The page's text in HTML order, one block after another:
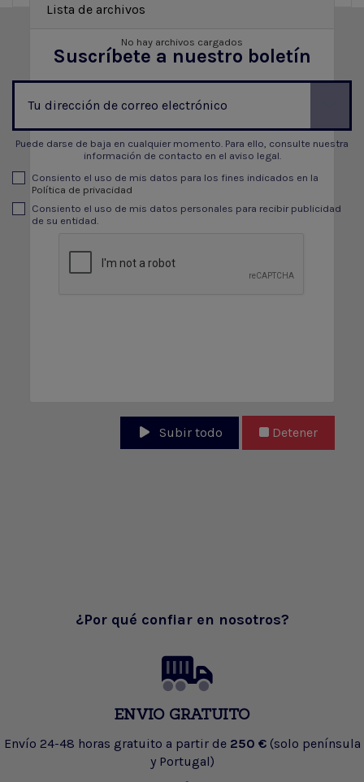
Lista de archivos
No hay archivos cargados
Subir todo Detener
Suscríbete a nuestro boletín
Puede darse de baja en cualquier momento. Para ello, consulte nuestra
información de contacto en el aviso legal.
Consiento el uso de mis datos para los fines indicados en la
Política de privacidad
Consiento el uso de mis datos personales para recibir publicidad
de su entidad.
¿Por qué confiar en nosotros?
ENVIO GRATUITO
Envío 24-48 horas gratuito a partir de 250 € (solo península
y Portugal)